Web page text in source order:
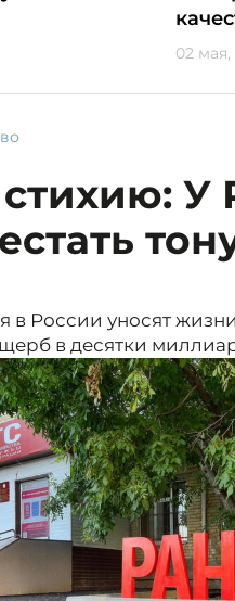
02 мая,
У
в России уносят
в десятки